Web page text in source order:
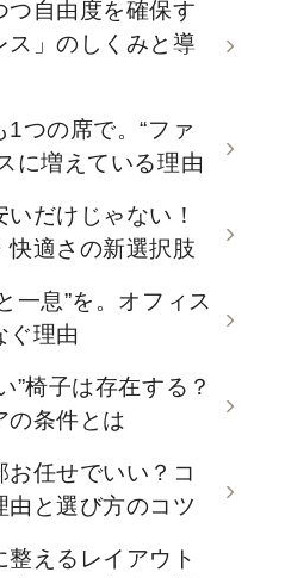
つ自由度を確保す
ス」のしくみと導
つの席で。“ファ
に増えている理由
だけじゃない！
快適さの新選択肢
一息”を。オフィス
ぐ理由
”椅子は存在する？
の条件とは
任せでいい？コ
由と選び方のコツ
えるレイアウト